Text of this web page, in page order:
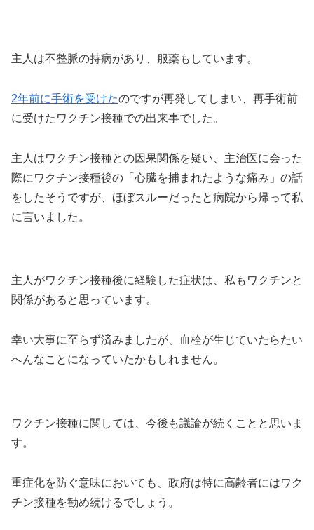
主人は不整脈の持病があり、服薬もしています。
2年前に手術を受けたのですが再発してしまい、再手術前
に受けたワクチン接種での出来事でした。
主人はワクチン接種との因果関係を疑い、主治医に会った
際にワクチン接種後の「心臓を捕まれたような痛み」の話
をしたそうですが、ほぼスルーだったと病院から帰って私
に言いました。
主人がワクチン接種後に経験した症状は、私もワクチンと
関係があると思っています。
幸い大事に至らず済みましたが、血栓が生じていたらたい
へんなことになっていたかもしれません。
ワクチン接種に関しては、今後も議論が続くことと思いま
す。
重症化を防ぐ意味においても、政府は特に高齢者にはワク
チン接種を勧め続けるでしょう。